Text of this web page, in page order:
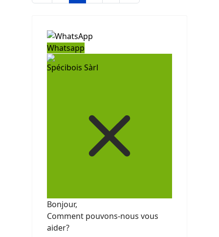
Whatsapp
Spécibois Sàrl
Bonjour,
Comment pouvons-nous vous
aider?